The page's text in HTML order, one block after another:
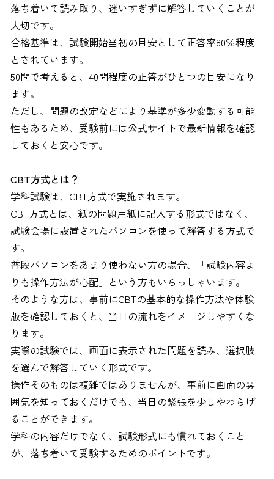
落ち着いて読み取り、迷いすぎずに解答していくことが
大切です。
合格基準は、試験開始当初の目安として正答率80％程度
とされています。
50問で考えると、40問程度の正答がひとつの目安になり
ます。
ただし、問題の改定などにより基準が多少変動する可能
性もあるため、受験前には公式サイトで最新情報を確認
しておくと安心です。
CBT方式とは？
学科試験は、CBT方式で実施されます。
CBT方式とは、紙の問題用紙に記入する形式ではなく、
試験会場に設置されたパソコンを使って解答する方式で
す。
普段パソコンをあまり使わない方の場合、「試験内容よ
りも操作方法が心配」という方もいらっしゃいます。
そのような方は、事前にCBTの基本的な操作方法や体験
版を確認しておくと、当日の流れをイメージしやすくな
ります。
実際の試験では、画面に表示された問題を読み、選択肢
を選んで解答していく形式です。
操作そのものは複雑ではありませんが、事前に画面の雰
囲気を知っておくだけでも、当日の緊張を少しやわらげ
ることができます。
学科の内容だけでなく、試験形式にも慣れておくこと
が、落ち着いて受験するためのポイントです。